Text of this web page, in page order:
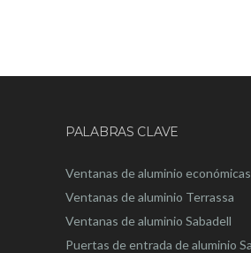
PALABRAS CLAVE
Ventanas de aluminio
Ventanas de aluminio Terrassa
Ventanas de aluminio Sabadell
Puertas de entrada de aluminio